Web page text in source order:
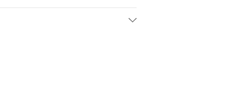
отлично впишется в любой
до современного. Идеальная